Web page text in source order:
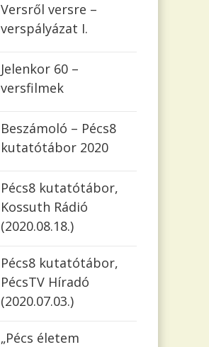
Versről versre –
verspályázat I.
Jelenkor 60 –
versfilmek
Beszámoló – Pécs8
kutatótábor 2020
Pécs8 kutatótábor,
Kossuth Rádió
(2020.08.18.)
Pécs8 kutatótábor,
PécsTV Híradó
(2020.07.03.)
„Pécs életem